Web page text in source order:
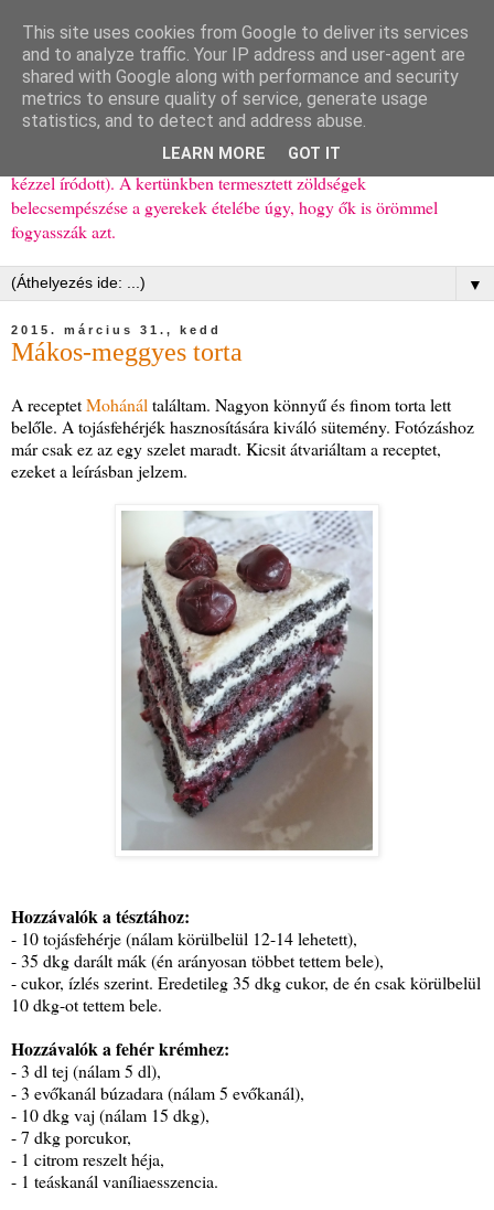
Ízőrző
Kisgyerekes család kipróbált, többnyire egészséges ételeket
bemutató receptjei a mindennapokra (mert a papírfecniket folyton
elhagyom) és gyerekeimnek ajándékba (mint régen, csak ez nem
kézzel íródott). A kertünkben termesztett zöldségek
belecsempészése a gyerekek ételébe úgy, hogy ők is örömmel
fogyasszák azt.
▼
2015. március 31., kedd
Mákos-meggyes torta
A receptetMohánál találtam. Nagyon könnyű és finom torta lett
belőle. A tojásfehérjék hasznosítására kiváló sütemény. Fotózáshoz
már csak ez az egy szelet maradt. Kicsit átvariáltam a receptet,
ezeket a leírásban jelzem.
Hozzávalók a tésztához:
- 10 tojásfehérje (nálam körülbelül 12-14 lehetett),
- 35 dkg darált mák (én arányosan többet tettem bele),
- cukor, ízlés szerint. Eredetileg 35 dkg cukor, de én csak körülbelül
10 dkg-ot tettem bele.
Hozzávalók a fehér krémhez:
- 3 dl tej (nálam 5 dl),
- 3 evőkanál búzadara (nálam 5 evőkanál),
- 10 dkg vaj (nálam 15 dkg),
- 7 dkg porcukor,
- 1 citrom reszelt héja,
- 1 teáskanál vaníliaesszencia.
This site uses cookies from Google to deliver its services
and to analyze traffic. Your IP address and user-agent are
shared with Google along with performance and security
metrics to ensure quality of service, generate usage
statistics, and to detect and address abuse.
LEARN MORE GOT IT